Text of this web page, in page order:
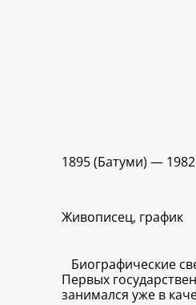
1895 (Батуми) —
Живописец, график
Биографические
Первых
занимался уже в